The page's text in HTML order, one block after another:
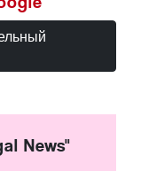
News"